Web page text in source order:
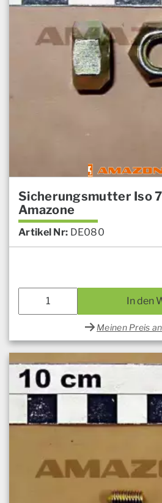
Sicherungsmutter Iso
Amazone
Artikel Nr: DE080
In den
Meinen Preis